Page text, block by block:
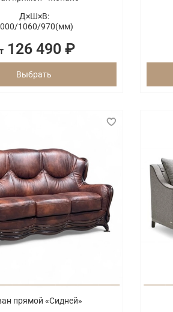
Д×Ш×В:
1060/970(мм)
126 490 ₽
Выбрать
прямой «Сидней»